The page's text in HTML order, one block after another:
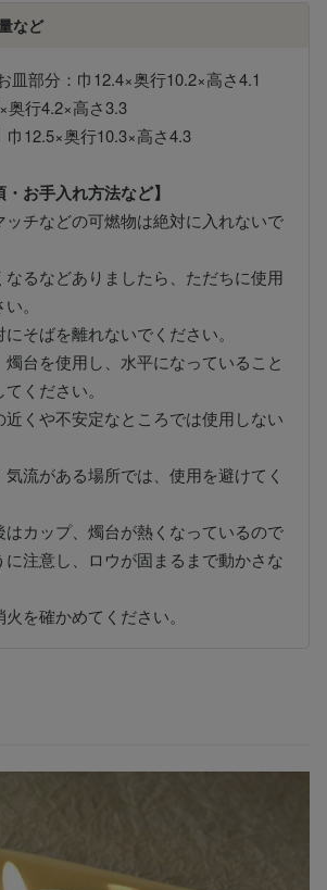
など
皿部分：巾12.4×奥行10.2×高さ4.1
奥行4.2×高さ3.3
巾12.5×奥行10.3×高さ4.3
・お手入れ方法など】
ッチなどの可燃物は絶対に入れないで
るなどありましたら、ただちに使用
。
そばを離れないでください。
台を使用し、水平になっていること
ください。
くや不安定なところでは使用しない
流がある場所では、使用を避けてく
カップ、燭台が熱くなっているので
注意し、ロウが固まるまで動かさな
を確かめてください。